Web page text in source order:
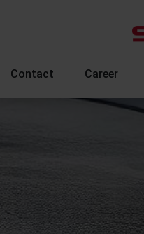
Contact Career